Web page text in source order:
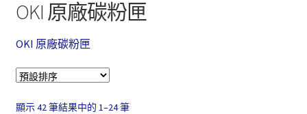
購物說明
購物車
OKI 原廠碳粉匣
OKI 原廠碳粉匣
顯示 42 筆結果中的 1–24 筆